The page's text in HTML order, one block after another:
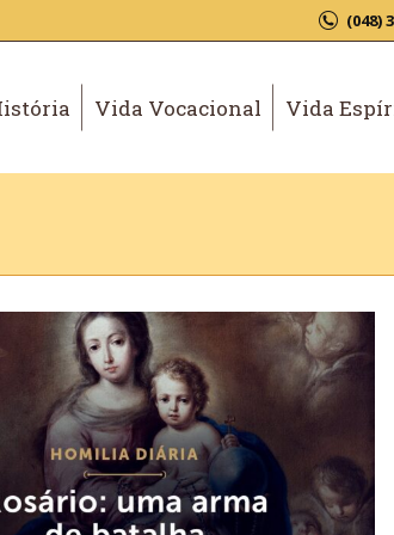
(048)
Vida Vocacional Vida